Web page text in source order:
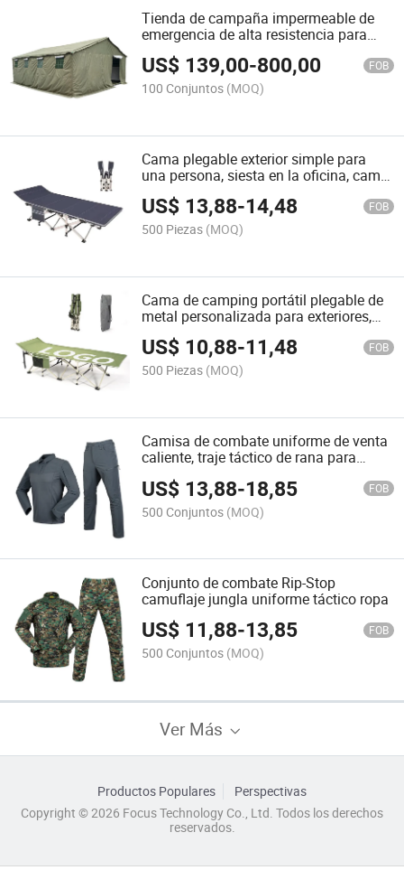
Tienda de campaña impermeable de
emergencia de alta resistencia para
refugio en desastres al aire libre
US$ 139,00-800,00 FOB
100 Conjuntos (MOQ)
Cama plegable exterior simple para
una persona, siesta en la oficina, cama
plegable para exteriores
US$ 13,88-14,48 FOB
500 Piezas (MOQ)
Cama de camping portátil plegable de
metal personalizada para exteriores,
plegable y de rescate
US$ 10,88-11,48 FOB
500 Piezas (MOQ)
Camisa de combate uniforme de venta
caliente, traje táctico de rana para
US$ 13,88-18,85 FOB
500 Conjuntos (MOQ)
Conjunto de combate Rip-Stop
camuflaje jungla uniforme táctico ropa
US$ 11,88-13,85 FOB
500 Conjuntos (MOQ)
Ver Más
Productos Populares
Perspectivas
Copyright © 2026 Focus Technology Co., Ltd. Todos los derechos
reservados.